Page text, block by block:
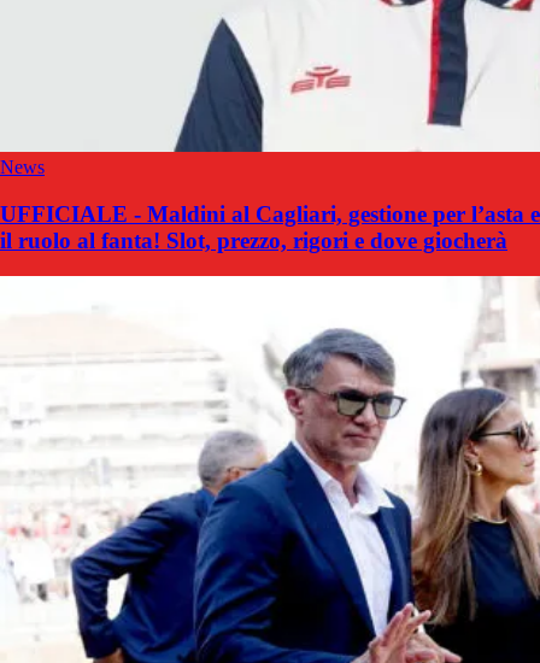
News
UFFICIALE - Maldini al Cagliari, gestione per l’asta e
il ruolo al fanta! Slot, prezzo, rigori e dove giocherà